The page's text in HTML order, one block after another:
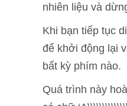
nhiên liệu và
Khi bạn tiếp tục
để khởi động lại
bất kỳ phím nào.
Quá trình này